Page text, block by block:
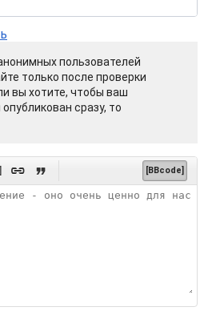
пользователей
только после проверки
вы хотите, чтобы ваш
сразу, то
  [BBcode]